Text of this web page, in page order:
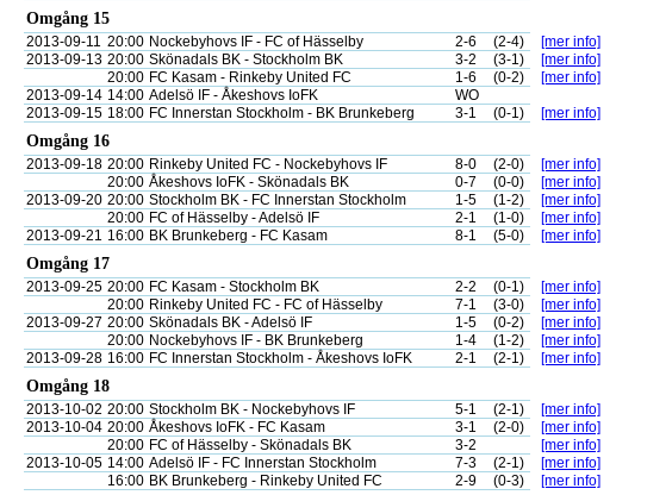
Omgång 15
2013-09-11 20:00 Nockebyhovs IF - FC of Hässelby 2-6 (2-4)
[mer info]
2013-09-13 20:00 Skönadals BK - Stockholm BK 3-2 (3-1)
[mer info]
20:00 FC Kasam - Rinkeby United FC 1-6 (0-2)
[mer info]
2013-09-14 14:00 Adelsö IF - Åkeshovs IoFK
WO
2013-09-15 18:00 FC Innerstan Stockholm - BK Brunkeberg 3-1 (0-1) [mer info]
Omgång 16
2013-09-18 20:00 Rinkeby United FC - Nockebyhovs IF 8-0 (2-0)
[mer info]
20:00 Åkeshovs IoFK - Skönadals BK 0-7 (0-0)
[mer info]
2013-09-20 20:00 Stockholm BK - FC Innerstan Stockholm 1-5 (1-2)
[mer info]
20:00 FC of Hässelby - Adelsö IF 2-1 (1-0)
[mer info]
2013-09-21 16:00 BK Brunkeberg - FC Kasam 8-1 (5-0) [mer info]
Omgång 17
2013-09-25 20:00 FC Kasam - Stockholm BK 2-2 (0-1)
[mer info]
20:00 Rinkeby United FC - FC of Hässelby 7-1 (3-0)
[mer info]
2013-09-27 20:00 Skönadals BK - Adelsö IF 1-5 (0-2)
[mer info]
20:00 Nockebyhovs IF - BK Brunkeberg 1-4 (1-2)
[mer info]
2013-09-28 16:00 FC Innerstan Stockholm - Åkeshovs IoFK 2-1 (2-1) [mer info]
Omgång 18
2013-10-02 20:00 Stockholm BK - Nockebyhovs IF 5-1 (2-1)
[mer info]
2013-10-04 20:00 Åkeshovs IoFK - FC Kasam 3-1 (2-0)
[mer info]
20:00 FC of Hässelby - Skönadals BK 3-2
[mer info]
2013-10-05 14:00 Adelsö IF - FC Innerstan Stockholm 7-3 (2-1)
[mer info]
16:00 BK Brunkeberg - Rinkeby United FC 2-9 (0-3) [mer info]